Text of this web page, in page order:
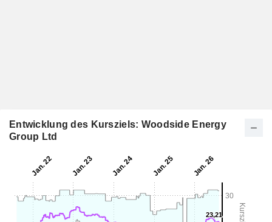
Entwicklung des Kursziels: Woodside Energy
Group Ltd